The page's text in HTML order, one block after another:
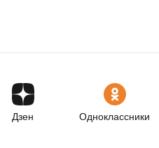
Дзен Одноклассники